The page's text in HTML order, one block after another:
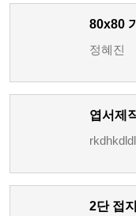
80x80
정혜진
엽서제
rkdhkdldl
2단 접